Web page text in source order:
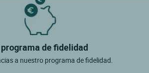
programa de fidelidad
a nuestro programa de fidelidad.